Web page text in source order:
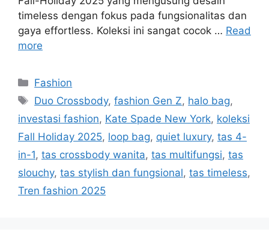
timeless dengan fokus pada fungsionalitas dan
gaya effortless. Koleksi ini sangat cocok … Read
more
Categories
Fashion
Tags
Duo Crossbody,fashion Gen Z, halo bag,
investasi fashion, Kate Spade New York, koleksi
Fall Holiday 2025, loop bag, quiet luxury, tas 4-
in-1, tas crossbody wanita, tas multifungsi, tas
slouchy, tas stylish dan fungsional, tas timeless,
Tren fashion 2025